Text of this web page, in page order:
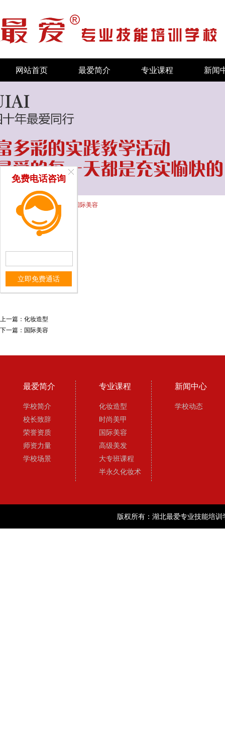
网站首页 最爱简介 专业课程 新闻
新闻中心 最爱作品 / 国际美容
国际美容
上一篇： 化妆造型
下一篇： 国际美容
最爱简介
学校简介
校长致辞
荣誉资质
师资力量
学校场景
专业课程
化妆造型
时尚美甲
国际美容
高级美发
大专班课程
半永久化妆术
新闻中心
学校动态
版权所有：湖北最爱专业技能培
免费电话咨询
立即免费通话